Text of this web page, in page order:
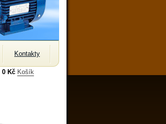
Kontakty
0 Kč Košík